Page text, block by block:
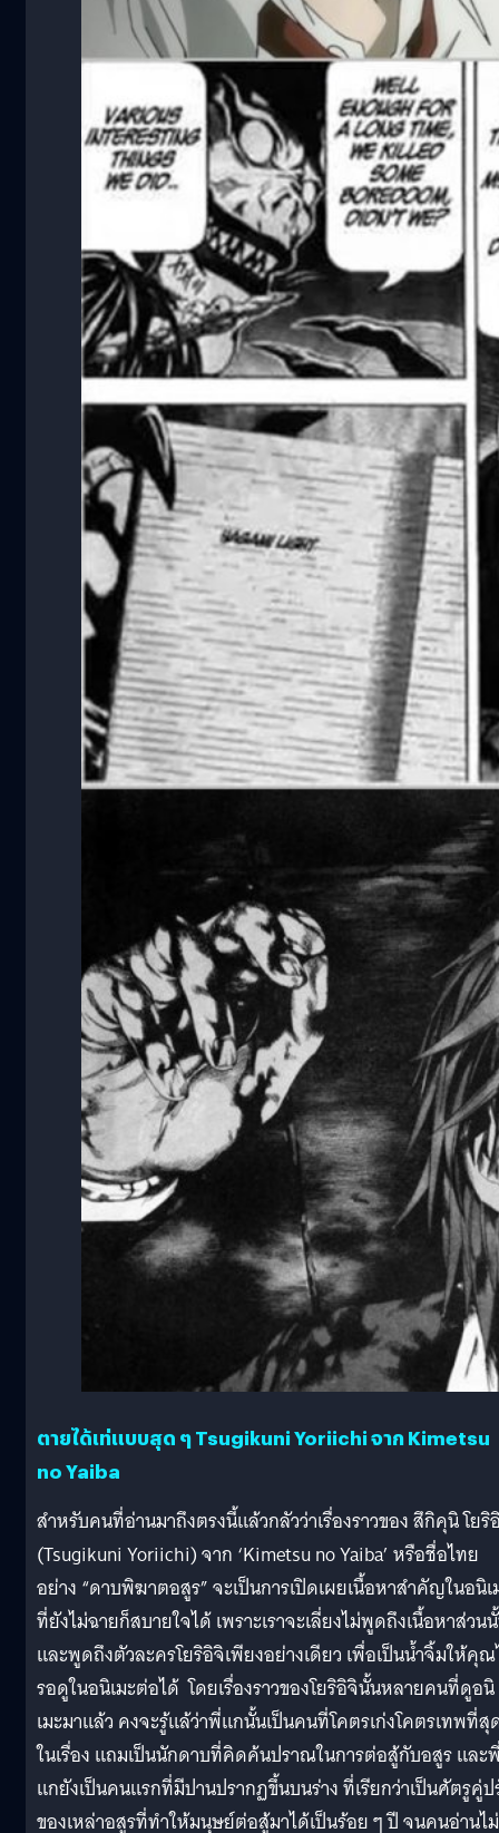
ตายได้เท่แบบสุด ๆ Tsugikuni Yoriichi จาก Kimetsu
no Yaiba
สำหรับคนที่อ่านมาถึงตรงนี้แล้วกลัวว่าเรื่องราวของ สึกิคุนิ โยริ
(Tsugikuni Yoriichi) จาก ‘Kimetsu no Yaiba’ หรือชื่อไทย
อย่าง “ดาบพิฆาตอสูร” จะเป็นการเปิดเผยเนื้อหาสำคัญในอนิเ
ที่ยังไม่ฉายก็สบายใจได้ เพราะเราจะเลี่ยงไม่พูดถึงเนื้อหาส่วน
และพูดถึงตัวละครโยริอิจิเพียงอย่างเดียว เพื่อเป็นน้ำจิ้มให้คุ
รอดูในอนิเมะต่อได้ โดยเรื่องราวของโยริอิจินั้นหลายคนที่ดูอนิ
เมะมาแล้ว คงจะรู้แล้ว่าพี่แกนั้นเป็นคนที่โคตรเก่งโคตรเทพที่สุ
ในเรื่อง แถมเป็นนักดาบที่คิดค้นปราณในการต่อสู้กับอสูร และ
แกยังเป็นคนแรกที่มีปานปรากฏขึ้นบนร่าง ที่เรียกว่าเป็นศัตรูคู่
ของเหล่าอสูรที่ทำให้มนุษย์ต่อสู้มาได้เป็นร้อย ๆ ปี จนคนอ่านไ